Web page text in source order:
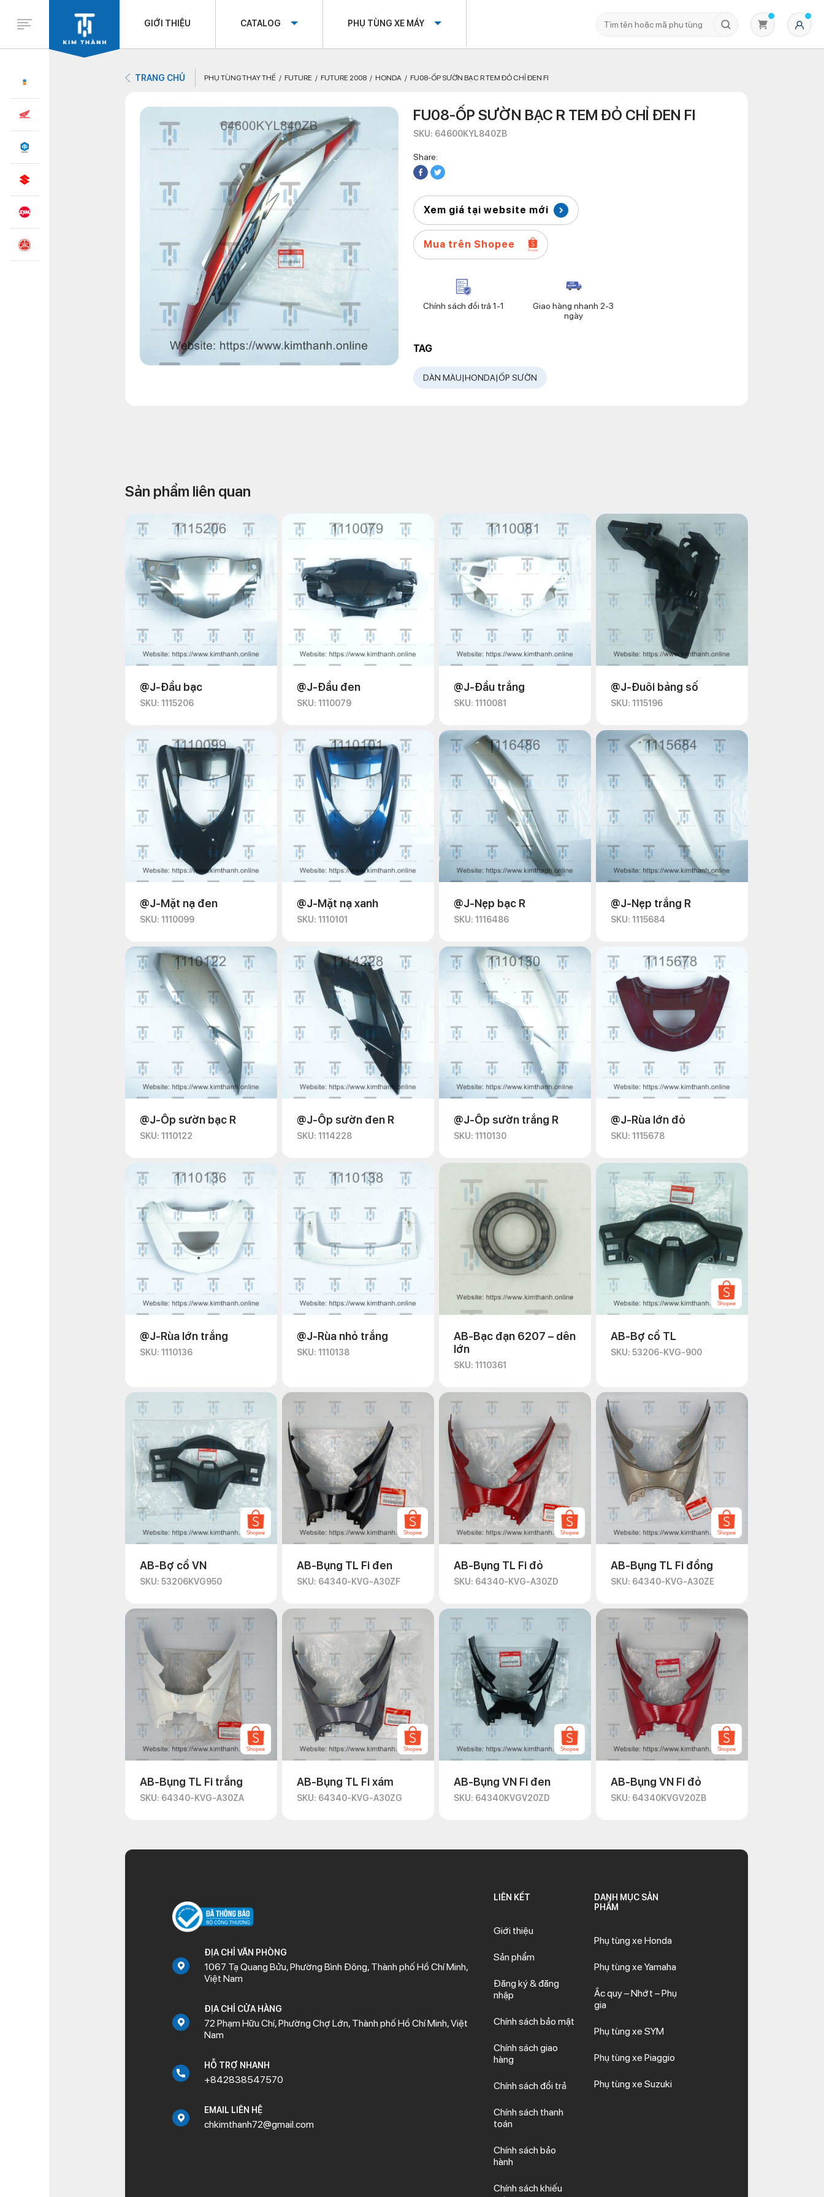
GIỚI THIỆU CATALOG PHỤ TÙNG XE MÁY
TRANG CHỦ PHỤ TÙNG THAY THẾ FUTURE FUTURE 2008 HONDA FU08-ỐP SƯỜN BẠC R TEM ĐỎ CHỈ ĐEN FI
FU08-ỐP SƯỜN BẠC R TEM ĐỎ CHỈ ĐEN FI
SKU: 64600KYL840ZB
Share:
Xem giá tại website mới
Mua trên Shopee
Chính sách đổi trả 1-1
Giao hàng nhanh 2-3
ngày
TAG
DÀN MÀU|HONDA|ỐP SƯỜN
Sản phẩm liên quan
@J-Đầu bạc
SKU: 1115206
@J-Đầu đen
SKU: 1110079
@J-Đầu trắng
SKU: 1110081
@J-Đuôi bảng số
SKU: 1115196
@J-Mặt nạ đen
SKU: 1110099
@J-Mặt nạ xanh
SKU: 1110101
@J-Nẹp bạc R
SKU: 1116486
@J-Nẹp trắng R
SKU: 1115684
@J-Ốp sườn bạc R
SKU: 1110122
@J-Ốp sườn đen R
SKU: 1114228
@J-Ốp sườn trắng R
SKU: 1110130
@J-Rùa lớn đỏ
SKU: 1115678
@J-Rùa lớn trắng
SKU: 1110136
@J-Rùa nhỏ trắng
SKU: 1110138
AB-Bạc đạn 6207 – dên
lớn
SKU: 1110361
AB-Bợ cổ TL
SKU: 53206-KVG-900
AB-Bợ cổ VN
SKU: 53206KVG950
AB-Bụng TL Fi đen
SKU: 64340-KVG-A30ZF
AB-Bụng TL Fi đỏ
SKU: 64340-KVG-A30ZD
AB-Bụng TL Fi đồng
SKU: 64340-KVG-A30ZE
AB-Bụng TL Fi trắng
SKU: 64340-KVG-A30ZA
AB-Bụng TL Fi xám
SKU: 64340-KVG-A30ZG
AB-Bụng VN Fi đen
SKU: 64340KVGV20ZD
AB-Bụng VN Fi đỏ
SKU: 64340KVGV20ZB
ĐỊA CHỈ VĂN PHÒNG
1067 Tạ Quang Bửu, Phường Bình Đông, Thành phố Hồ Chí Minh,
Việt Nam
ĐỊA CHỈ CỬA HÀNG
72 Phạm Hữu Chí, Phường Chợ Lớn, Thành phố Hồ Chí Minh, Việt
Nam
HỖ TRỢ NHANH
+842838547570
EMAIL LIÊN HỆ
chkimthanh72@gmail.com
LIÊN KẾT
Giới thiệu
Sản phẩm
Đăng ký & đăng
nhập
Chính sách bảo mật
Chính sách giao
hàng
Chính sách đổi trả
Chính sách thanh
toán
Chính sách bảo
hành
Chính sách khiếu
DANH MỤC SẢN
PHẨM
Phụ tùng xe Honda
Phụ tùng xe Yamaha
Ắc quy – Nhớt – Phụ
gia
Phụ tùng xe SYM
Phụ tùng xe Piaggio
Phụ tùng xe Suzuki